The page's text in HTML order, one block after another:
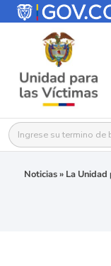
Buscar:
Noticias» La Unidad